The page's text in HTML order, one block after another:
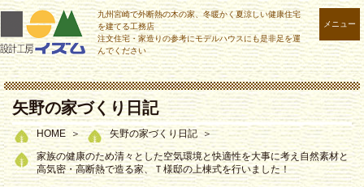
メニュー
九州宮崎で外断熱の木の家、冬暖かく夏涼しい健康住宅
を建てる工務店
注文住宅・家造りの参考にモデルハウスにも是非足を運
んでください
矢野の家づくり日記
HOME
矢野の家づくり日記
家族の健康のため清々とした空気環境と快適性を大事に考え自然素材と
高気密・高断熱で造る家、Ｔ様邸の上棟式を行いました！